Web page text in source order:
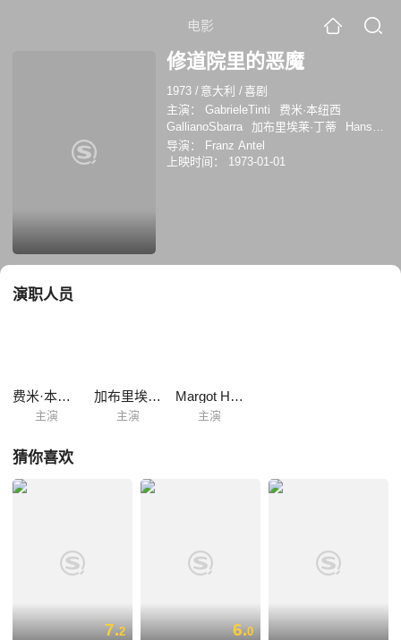
电影
修道院里的恶魔
1973 / 意大利 /喜剧
主演：
GabrieleTinti
费米·本纽西
GallianoSbarra
加布里埃莱·丁蒂
Hans
Terofal
Raoul Retzer
Schmidinger
加利亚诺·斯巴拉
导演：
Franz Antel
上映时间：
1973-01-01
演职人员
费米·本纽西
主演
加布里埃莱·丁蒂
主演
Margot Hielscher
主演
猜你喜欢
7.2 6.0